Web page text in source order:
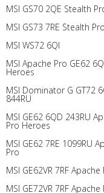
MSI GS70 2QE Stealth
MSI GS73 7RE Stealth Pro
MSI WS72 6QI
MSI Apache Pro GE62
Heroes
MSI Dominator G GT72
844RU
MSI GE62 6QD 243RU
Pro Heroes
MSI GE62 7RE 1099RU
Pro
MSI GE62VR 7RF Apache
MSI GE72VR 7RF Apache